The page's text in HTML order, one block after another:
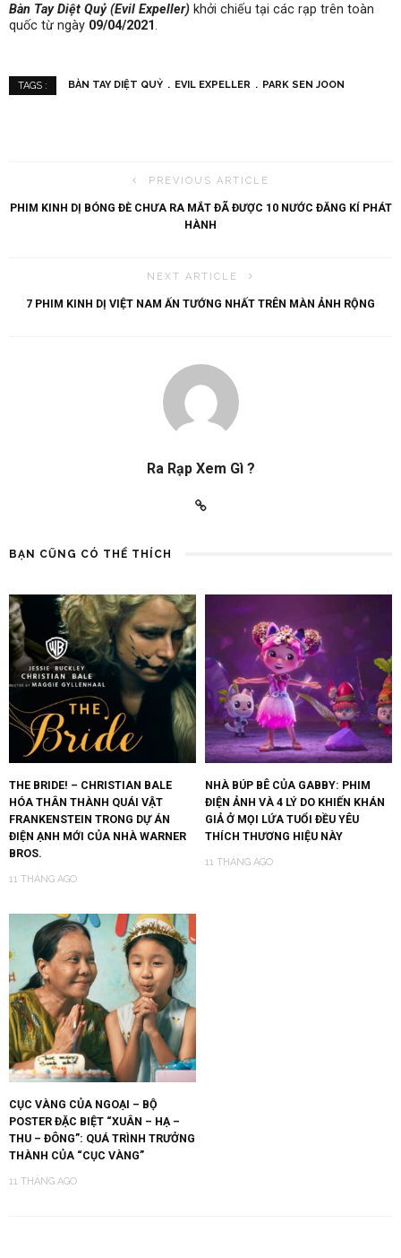
Bàn Tay Diệt Quỷ (Evil Expeller) khởi chiếu tại các rạp trên toàn
quốc từ ngày 09/04/2021.
TAGS : BÀN TAY DIỆT QUỶ EVIL EXPELLER PARK SEN JOON
PREVIOUS ARTICLE
PHIM KINH DỊ BÓNG ĐÈ CHƯA RA MẮT ĐÃ ĐƯỢC 10 NƯỚC ĐĂNG KÍ PHÁT
HÀNH
NEXT ARTICLE
7 PHIM KINH DỊ VIỆT NAM ẤN TƯỚNG NHẤT TRÊN MÀN ẢNH RỘNG
Ra Rạp Xem Gì ?
BẠN CŨNG CÓ THỂ THÍCH
THE BRIDE! – CHRISTIAN BALE
HÓA THÂN THÀNH QUÁI VẬT
FRANKENSTEIN TRONG DỰ ÁN
ĐIỆN ẠNH MỚI CỦA NHÀ WARNER
BROS.
11 THÁNG AGO
NHÀ BÚP BÊ CỦA GABBY: PHIM
ĐIỆN ẢNH VÀ 4 LÝ DO KHIẾN KHÁN
GIẢ Ở MỌI LỨA TUỔI ĐỀU YÊU
THÍCH THƯƠNG HIỆU NÀY
11 THÁNG AGO
CỤC VÀNG CỦA NGOẠI – BỘ
POSTER ĐẶC BIỆT “XUÂN – HẠ –
THU – ĐÔNG”: QUÁ TRÌNH TRƯỞNG
THÀNH CỦA “CỤC VÀNG”
11 THÁNG AGO